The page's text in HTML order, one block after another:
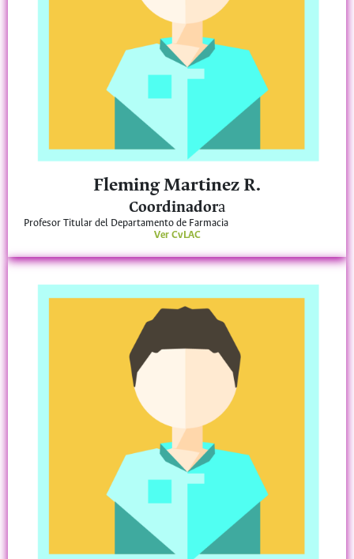
Fleming Martinez R.
Coordinadora
Profesor Titular del Departamento de Farmacia
Ver CvLAC